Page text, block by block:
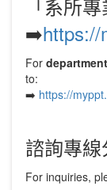
「系所
➡️https://
For
to:
➡️ https://
諮詢專
For inquiries,